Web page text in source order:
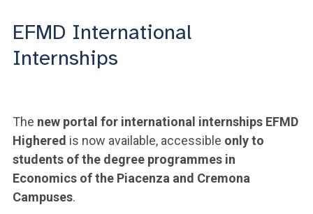
EFMD International
Internships
The new portal for international internships EFMD
Highered is now available, accessible only to
students of the degree programmes in
Economics of the Piacenza and Cremona
Campuses.